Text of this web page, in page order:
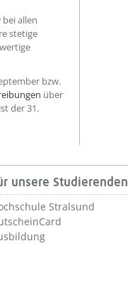
allen
stetige
bzw.
über
der 31.
unsere Studierenden
Stralsund